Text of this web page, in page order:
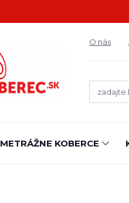
O nás
METRÁŽNE KOBERCE